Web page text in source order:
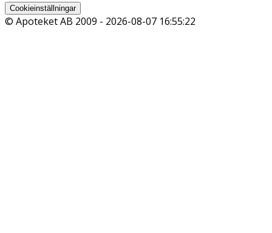
Cookieinställningar
© Apoteket AB 2009 - 2026-08-07 16:55:22